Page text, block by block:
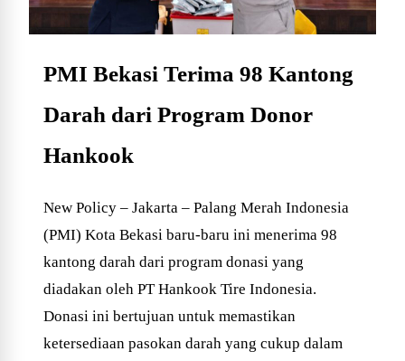
PMI Bekasi Terima 98 Kantong
Darah dari Program Donor
Hankook
New Policy – Jakarta – Palang Merah Indonesia
(PMI) Kota Bekasi baru-baru ini menerima 98
kantong darah dari program donasi yang
diadakan oleh PT Hankook Tire Indonesia.
Donasi ini bertujuan untuk memastikan
ketersediaan pasokan darah yang cukup dalam